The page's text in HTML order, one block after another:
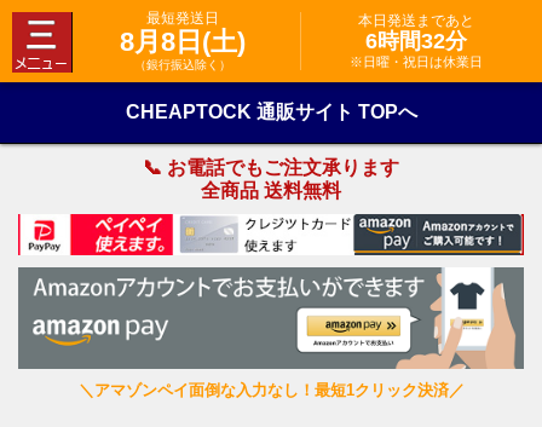
最短発送日
8月8日(土)
（銀行振込除く）
本日発送まであと
6時間32分
※日曜・祝日は休業日
CHEAPTOCK 通販サイト TOPへ
📞 お電話でもご注文承ります
全商品 送料無料
＼アマゾンペイ面倒な入力なし！最短1クリック決済／